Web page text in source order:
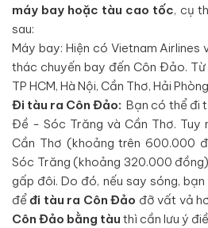
máy bay hoặc tàu cao tốc, cụ
sau:
Máy bay: Hiện có Vietnam
thác chuyến bay đến Côn Đảo. Từ
TP HCM, Hà Nội, Cần Thơ, Hải
Đi tàu ra Côn Đảo: Bạn có thể đi
Đề - Sóc Trăng và Cần Thơ. Tuy
Cần Thơ (khoảng trên 600.000
Sóc Trăng (khoảng 320.000
gấp đôi. Do đó, nếu say sóng,
để đi tàu ra Côn Đảo đỡ vất vả
Côn Đảo bằng tàu thì cần lưu ý